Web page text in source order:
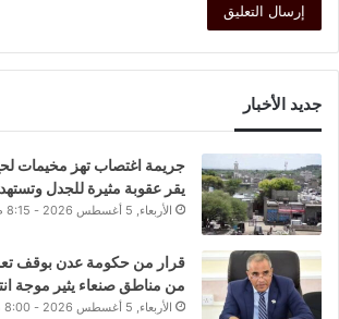
جديد الأخبار
جريمة اغتصاب تهز مخيمات
يقر عقوبة مثيرة للجدل
الأربعاء, 5 أغسطس 2026 - 8:15 م
قرار من حكومة عدن بوقف
من مناطق صنعاء يثير موجة
الأربعاء, 5 أغسطس 2026 - 8:00 م